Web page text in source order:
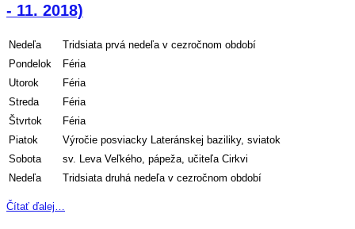
- 11. 2018)
Nedeľa
Tridsiata prvá nedeľa v cezročnom období
Pondelok
Féria
Utorok
Féria
Streda
Féria
Štvrtok
Féria
Piatok
Výročie posviacky Lateránskej baziliky, sviatok
Sobota
sv. Leva Veľkého, pápeža, učiteľa Cirkvi
Nedeľa
Tridsiata druhá nedeľa v cezročnom období
Čítať ďalej…